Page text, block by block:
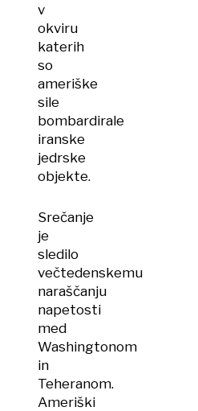
v
okviru
katerih
so
ameriške
sile
bombardirale
iranske
jedrske
objekte.
Srečanje
je
sledilo
večtedenskemu
naraščanju
napetosti
med
Washingtonom
in
Teheranom.
Ameriški